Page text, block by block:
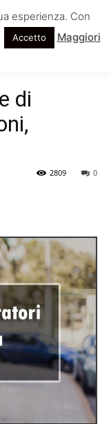
di
0
2809
esperienza. Con
Accetto
Maggiori